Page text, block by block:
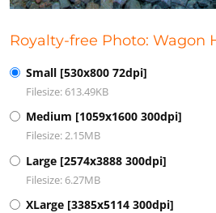
Royalty-free Photo: Wagon
Small [530x800 72dpi]
Filesize: 613.49KB
Medium [1059x1600 300dpi]
Filesize: 2.15MB
Large [2574x3888 300dpi]
Filesize: 6.27MB
XLarge [3385x5114 300dpi]